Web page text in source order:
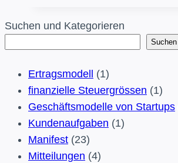
Kunden
und
nicht
Deine
Idee
Suchen und Kategorieren
Suchen
Ertragsmodell (1)
finanzielle Steuergrössen (1)
Geschäftsmodelle von Startups
Kundenaufgaben (1)
Manifest (23)
Mitteilungen (4)